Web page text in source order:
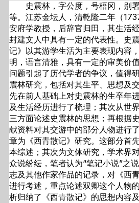
史震林，字公度，号梧冈，别
等。江苏金坛人，清乾隆二年（
安府学教授，后辞官归田，其生活
封建文人中具有一定的代表性。史
记》以其游学生活为主要表现内容
明，语言清雅，具有一定的审美价
问题引起了历代学者的争议，值得
震林研究，包括对其生平、思想及
先在前人基础上对史震林的生卒年
及生活经历进行了梳理；其次从世
三方面论述史震林的思想；再根据
献资料对其交游中的部分人物进行
章为《西青散记》研究。这部分首
本综述；其次为文体研究，学术界
众说纷纭，笔者认为“笔记小说”之
志及其他作家作品的记录，对《西
进行考述，重点论述双卿这个人物
析归纳了《西青散记》的思想内容及